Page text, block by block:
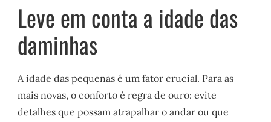
Leve em conta a idade das
daminhas
A idade das pequenas é um fator crucial. Para as
mais novas, o conforto é regra de ouro: evite
detalhes que possam atrapalhar o andar ou que